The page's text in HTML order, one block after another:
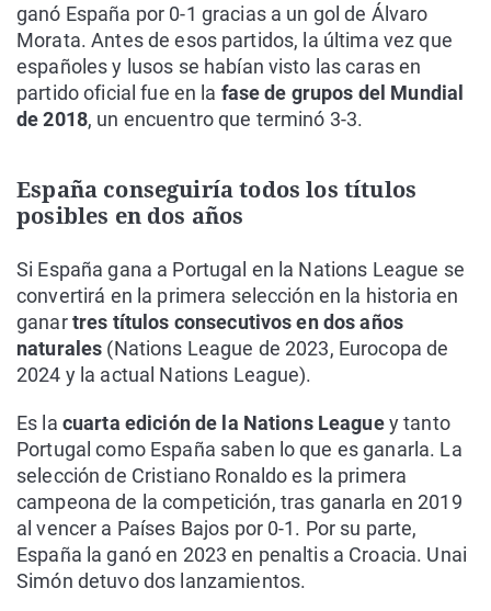
ganó España por 0-1 gracias a un gol de Álvaro
Morata. Antes de esos partidos, la última vez que
españoles y lusos se habían visto las caras en
partido oficial fue en la fase de grupos del Mundial
de 2018, un encuentro que terminó 3-3.
España conseguiría todos los títulos
posibles en dos años
Si España gana a Portugal en la Nations League se
convertirá en la primera selección en la historia en
ganartres títulos consecutivos en dos años
naturales (Nations League de 2023, Eurocopa de
2024 y la actual Nations League).
Es la cuarta edición de la Nations Leaguey tanto
Portugal como España saben lo que es ganarla. La
selección de Cristiano Ronaldo es la primera
campeona de la competición, tras ganarla en 2019
al vencer a Países Bajos por 0-1. Por su parte,
España la ganó en 2023 en penaltis a Croacia. Unai
Simón detuvo dos lanzamientos.